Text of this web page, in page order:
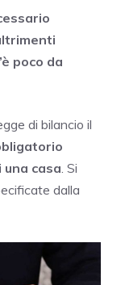
poco da
di bilancio il
casa . Si
dalla